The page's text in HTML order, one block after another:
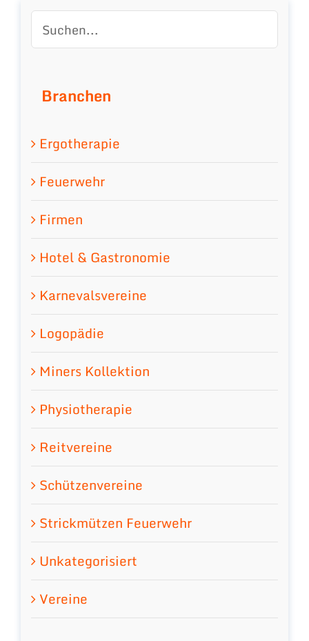
Branchen
Ergotherapie
Feuerwehr
Firmen
Hotel & Gastronomie
Karnevalsvereine
Logopädie
Miners Kollektion
Physiotherapie
Reitvereine
Schützenvereine
Strickmützen Feuerwehr
Unkategorisiert
Vereine